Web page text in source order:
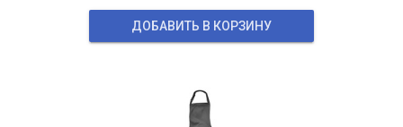
ДОБАВИТЬ В КОРЗИНУ